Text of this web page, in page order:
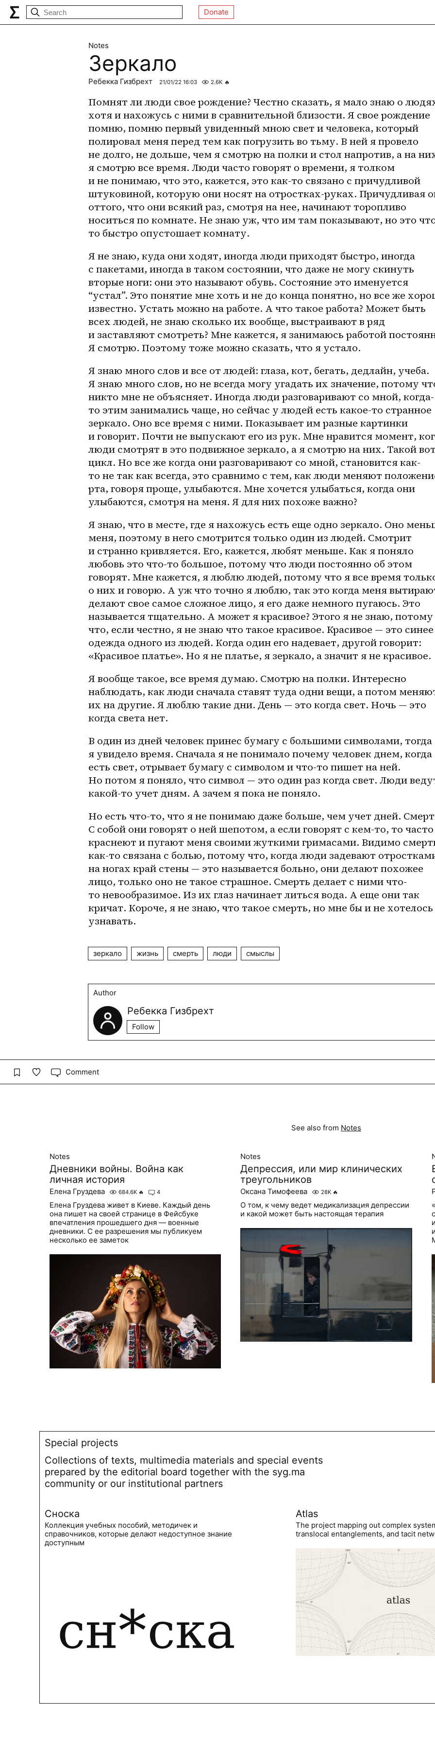
Donate
Notes
Зеркало
Ребекка Гизбрехт 21/01/22 16:03 2.6K 🔥
Помнят ли люди свое рождение? Честно сказать, я мало знаю о
хотя и нахожусь с ними в сравнительной близости. Я свое рождение
помню, помню первый увиденный мною свет и человека, который
полировал меня перед тем как погрузить во тьму. В ней я провело
не долго, не дольше, чем я смотрю на полки и стол напротив, а на
я смотрю все время. Люди часто говорят о времени, я толком
и не понимаю, что это, кажется, это как-то связано с причудливой
штуковиной, которую они носят на отростках-руках. Причудливая
оттого, что они всякий раз, смотря на нее, начинают торопливо
носиться по комнате. Не знаю уж, что им там показывают, но это
то быстро опустошает комнату.
Я не знаю, куда они ходят, иногда люди приходят быстро, иногда
с пакетами, иногда в таком состоянии, что даже не могу скинуть
вторые ноги: они это называют обувь. Состояние это именуется
“устал”. Это понятие мне хоть и не до конца понятно, но все же
известно. Устать можно на работе. А что такое работа? Может быть
всех людей, не знаю сколько их вообще, выстраивают в ряд
и заставляют смотреть? Мне кажется, я занимаюсь работой
Я смотрю. Поэтому тоже можно сказать, что я устало.
Я знаю много слов и все от людей: глаза, кот, бегать, дедлайн, учеба.
Я знаю много слов, но не всегда могу угадать их значение, потому
никто мне не объясняет. Иногда люди разговаривают со мной, когда-
то этим занимались чаще, но сейчас у людей есть какое-то странное
зеркало. Оно все время с ними. Показывает им разные картинки
и говорит. Почти не выпускают его из рук. Мне нравится момент,
люди смотрят в это подвижное зеркало, а я смотрю на них. Такой вот
цикл. Но все же когда они разговаривают со мной, становится как-
то не так как всегда, это сравнимо с тем, как люди меняют
рта, говоря проще, улыбаются. Мне хочется улыбаться, когда они
улыбаются, смотря на меня. Я для них похоже важно?
Я знаю, что в месте, где я нахожусь есть еще одно зеркало. Оно
меня, поэтому в него смотрится только один из людей. Смотрит
и странно кривляется. Его, кажется, любят меньше. Как я поняло
любовь это что-то большое, потому что люди постоянно об этом
говорят. Мне кажется, я люблю людей, потому что я все время
о них и говорю. А уж что точно я люблю, так это когда меня
делают свое самое сложное лицо, я его даже немного пугаюсь. Это
называется тщательно. А может я красивое? Этого я не знаю, потому
что, если честно, я не знаю что такое красивое. Красивое — это синее
одежда одного из людей. Когда один его надевает, другой говорит:
«Красивое платье». Но я не платье, я зеркало, а значит я не красивое.
Я вообще такое, все время думаю. Смотрю на полки. Интересно
наблюдать, как люди сначала ставят туда одни вещи, а потом
их на другие. Я люблю такие дни. День — это когда свет. Ночь — это
когда света нет.
В один из дней человек принес бумагу с большими символами, тогда
я увидело время. Сначала я не понимало почему человек днем, когда
есть свет, отрывает бумагу с символом и что-то пишет на ней.
Но потом я поняло, что символ — это один раз когда свет. Люди
какой-то учет дням. А зачем я пока не поняло.
Но есть что-то, что я не понимаю даже больше, чем учет дней.
С собой они говорят о ней шепотом, а если говорят с кем-то, то часто
краснеют и пугают меня своими жуткими гримасами. Видимо
как-то связана с болью, потому что, когда люди задевают
на ногах край стены — это называется больно, они делают похожее
лицо, только оно не такое страшное. Смерть делает с ними что-
то невообразимое. Из их глаз начинает литься вода. А еще они так
кричат. Короче, я не знаю, что такое смерть, но мне бы и не хотелось
узнавать.
зеркало жизнь смерть люди смыслы
Author
Ребекка Гизбрехт
Follow
Comment
See also from Notes
Notes
Дневники войны. Война как
личная история
Елена Груздева 684.6K 🔥 4
Елена Груздева живет в Киеве. Каждый день
она пишет на своей странице в Фейсбуке
впечатления прошедшего дня — военные
дневники. С ее разрешения мы публикуем
несколько ее заметок
Notes
Депрессия, или мир клинических
треугольников
Оксана Тимофеева 28K 🔥
О том, к чему ведет медикализация депрессии
и какой может быть настоящая терапия
Special projects
Collections of texts, multimedia materials and special events
prepared by the editorial board together with the syg.ma
community or our institutional partners
Сноска
Коллекция учебных пособий, методичек и
справочников, которые делают недоступное знание
доступным
Atlas
The project mapping out complex
translocal entanglements, and tacit